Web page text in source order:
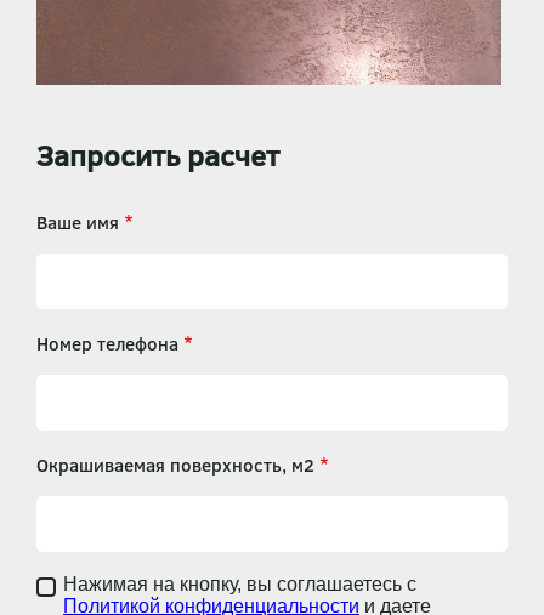
Запросить расчет
Ваше имя
Номер телефона
Окрашиваемая поверхность, м2
Нажимая на кнопку, вы соглашаетесь с
Политикой конфиденциальности и даете